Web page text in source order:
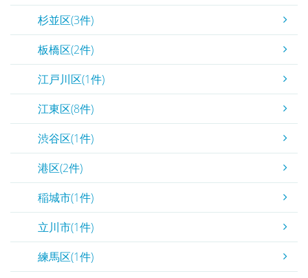
杉並区(3件)
板橋区(2件)
江戸川区(1件)
江東区(8件)
渋谷区(1件)
港区(2件)
稲城市(1件)
立川市(1件)
練馬区(1件)